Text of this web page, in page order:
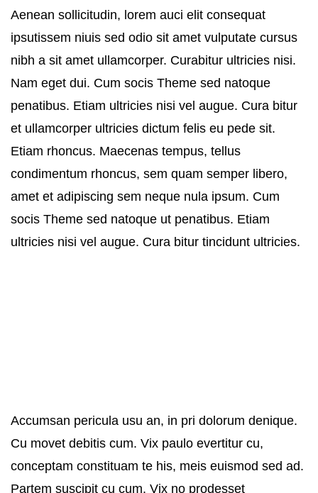
Aenean sollicitudin, lorem auci elit consequat
ipsutissem niuis sed odio sit amet vulputate cursus
nibh a sit amet ullamcorper. Curabitur ultricies nisi.
Nam eget dui. Cum socis Theme sed natoque
penatibus. Etiam ultricies nisi vel augue. Cura bitur
et ullamcorper ultricies dictum felis eu pede sit.
Etiam rhoncus. Maecenas tempus, tellus
condimentum rhoncus, sem quam semper libero,
amet et adipiscing sem neque nula ipsum. Cum
socis Theme sed natoque ut penatibus. Etiam
ultricies nisi vel augue. Cura bitur tincidunt ultricies.
Accumsan pericula usu an, in pri dolorum denique.
Cu movet debitis cum. Vix paulo evertitur cu,
conceptam constituam te his, meis euismod sed ad.
Partem suscipit cu cum. Vix no prodesset